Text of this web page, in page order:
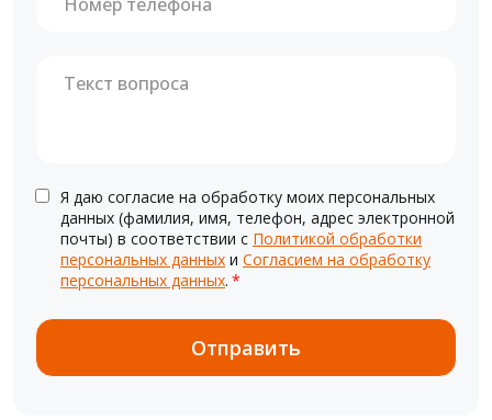
Я даю согласие на обработку моих персональных
данных (фамилия, имя, телефон, адрес электронной
почты) в соответствии с Политикой обработки
персональных данных и Согласием на обработку
персональных данных. *